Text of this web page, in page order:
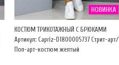
НОВИНКА
КОСТЮМ ТРИКОТАЖНЫЙ С БРЮКАМИ
Артикул: Capriz-D1800005737 Стрит-арт/
Поп-арт-костюм желтый